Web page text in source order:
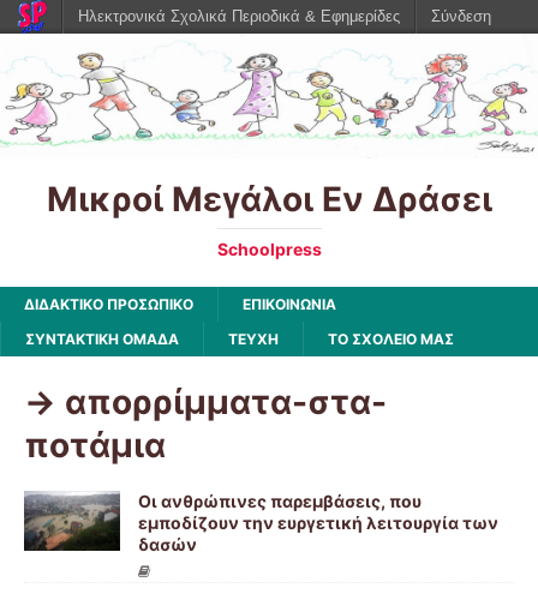
Μικροί Μεγάλοι Εν Δράσει
Schoolpress
ΔΙΔΑΚΤΙΚΟ ΠΡΟΣΩΠΙΚΟ
ΕΠΙΚΟΙΝΩΝΙΑ
ΣΥΝΤΑΚΤΙΚΗ ΟΜΑΔΑ
ΤΕΥΧΗ ΤΟ ΣΧΟΛΕΙΟ ΜΑΣ
-> απορρίμματα-στα-
ποτάμια
Oι ανθρώπινες παρεμβάσεις, που
εμποδίζουν την ευργετική λειτουργία των
δασών
Ηλεκτρονικά Σχολικά Περιοδικά & Εφημερίδες Σύνδεση